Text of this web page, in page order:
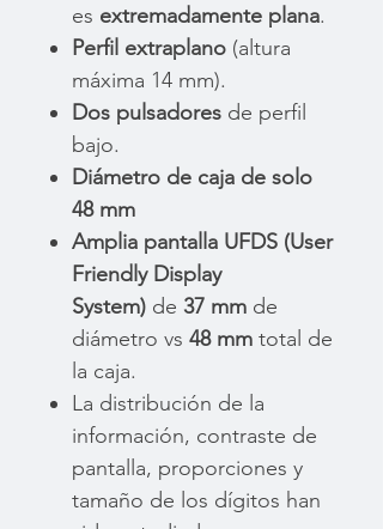
es extremadamente plana.
Perfil extraplano (altura
máxima 14 mm).
Dos pulsadores de perfil
bajo.
Diámetro de caja de solo
48 mm
Amplia pantalla UFDS (User
Friendly Display
System) de 37 mm de
diámetro vs 48 mm total de
la caja.
La distribución de la
información, contraste de
pantalla, proporciones y
tamaño de los dígitos han